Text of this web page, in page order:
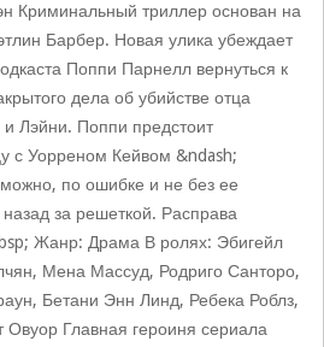
Криминальный триллер основан на
Барбер. Новая улика убеждает
Поппи Парнелл вернуться к
дела об убийстве отца
и Лэйни. Поппи предстоит
с Уорреном Кейвом &ndash;
по ошибке и не без ее
за решеткой. Расправа
Жанр: Драма В ролях: Эбигейл
Мена Массуд, Родриго Санторо,
Бетани Энн Линд, Ребека Роблз,
Главная героиня сериала